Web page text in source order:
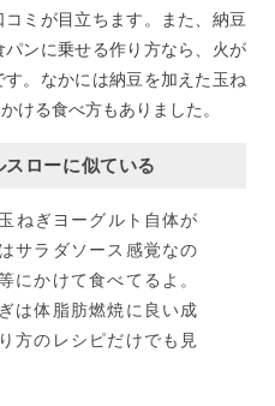
ミが目立ちます。また、納豆
ンに乗せる作り方なら、火が
。なかには納豆を加えた玉ね
ける食べ方もありました。
ローに似ている
玉ねぎヨーグルト自体が
サラダソース感覚なの
にかけて食べてるよ。
は体脂肪燃焼に良い成
方のレシピだけでも見